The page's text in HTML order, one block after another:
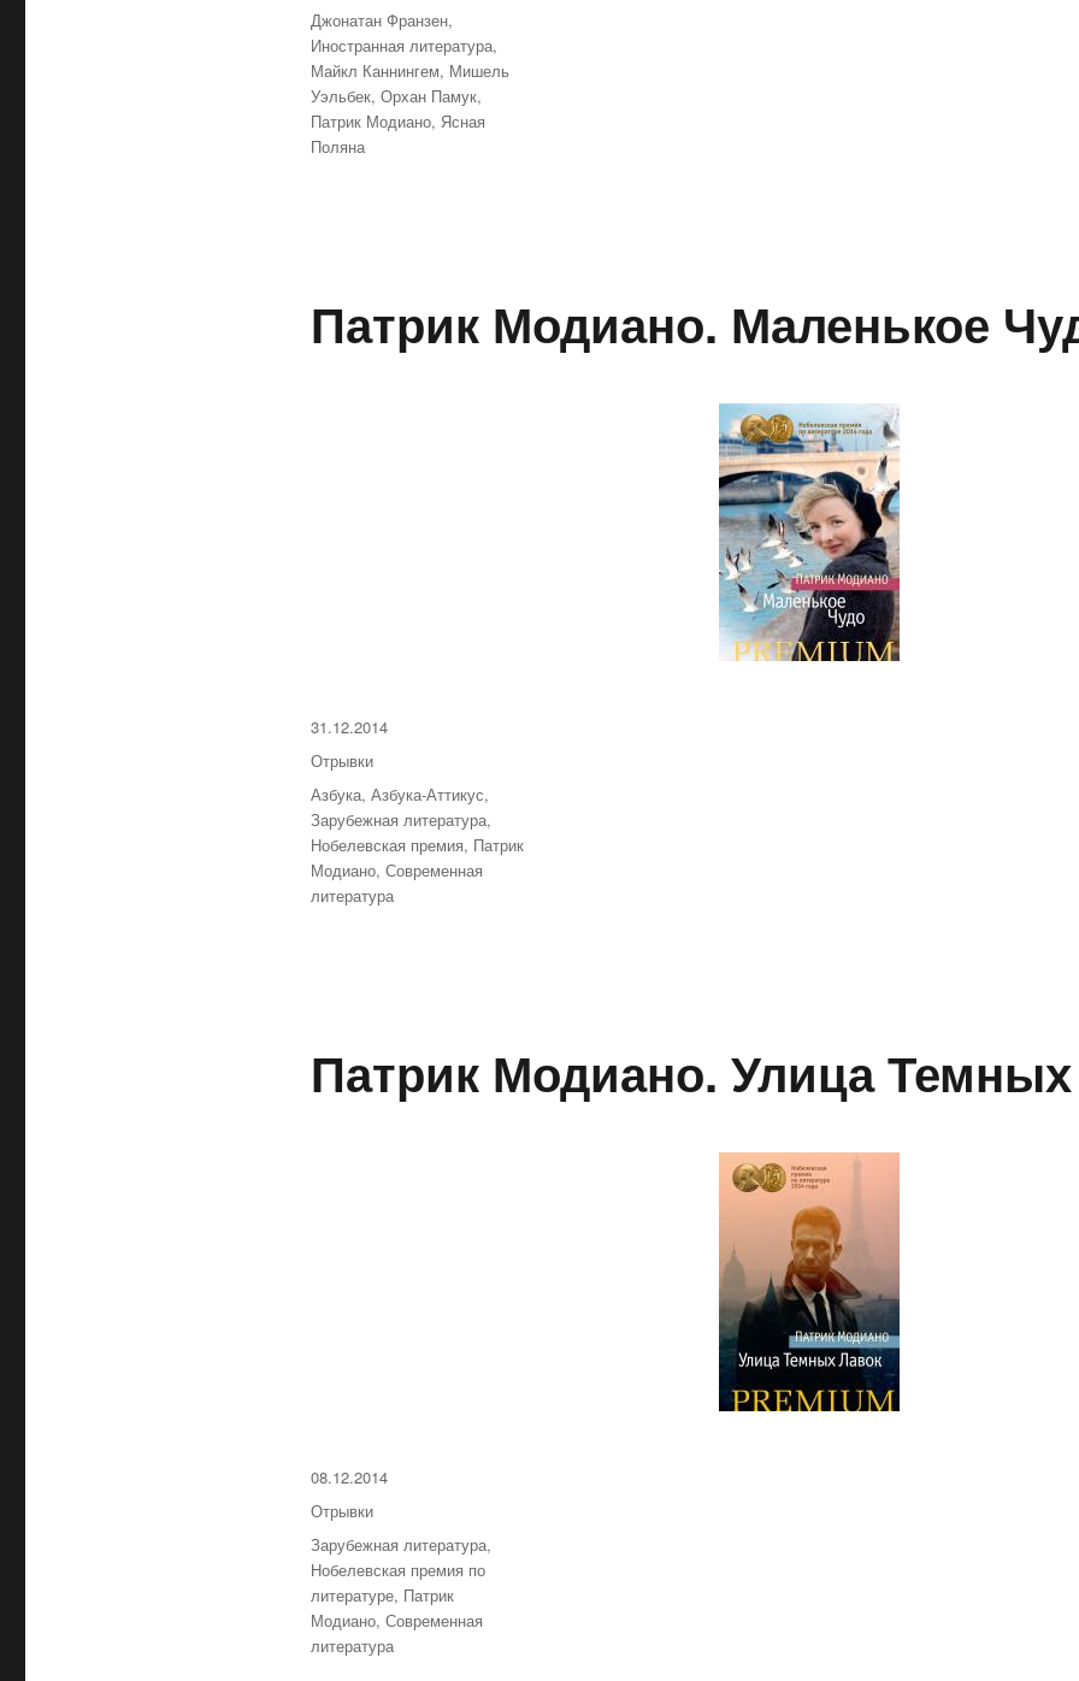
Метки
Джонатан Франзен,
Иностранная литература,
Майкл Каннингем, Мишель
Уэльбек, Орхан Памук,
Патрик Модиано, Ясная
Поляна
Патрик Модиано. Маленькое
Опубликовано
31.12.2014
Рубрики
Отрывки
Метки
Азбука, Азбука-Аттикус,
Зарубежная литература,
Нобелевская премия, Патрик
Модиано, Современная
литература
Патрик Модиано. Улица
Опубликовано
08.12.2014
Рубрики
Отрывки
Метки
Зарубежная литература,
Нобелевская премия по
литературе, Патрик
Модиано, Современная
литература